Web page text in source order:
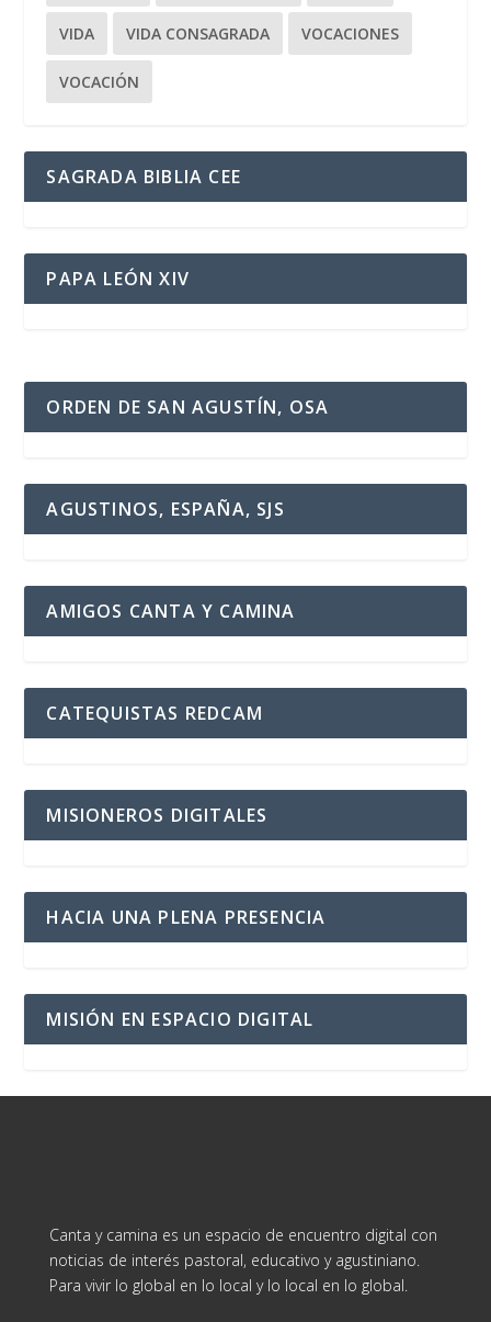
VIDA VIDA CONSAGRADA VOCACIONES
VOCACIÓN
SAGRADA BIBLIA CEE
PAPA LEÓN XIV
ORDEN DE SAN AGUSTÍN, OSA
AGUSTINOS, ESPAÑA, SJS
AMIGOS CANTA Y CAMINA
CATEQUISTAS REDCAM
MISIONEROS DIGITALES
HACIA UNA PLENA PRESENCIA
MISIÓN EN ESPACIO DIGITAL
Canta y camina es un espacio de encuentro digital con
noticias de interés pastoral, educativo y agustiniano.
Para vivir lo global en lo local y lo local en lo global.